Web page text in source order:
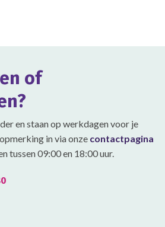
of
en staan op werkdagen voor je
in via onze contactpagina
tussen 09:00 en 18:00 uur.